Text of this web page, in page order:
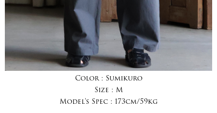
Color : Sumikuro
Size : M
Model's Spec : 173cm/59kg